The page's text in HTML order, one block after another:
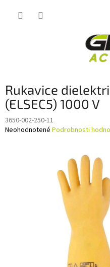
Rukavice
(ELSEC5) 1000 V
3650-002-250-11
Priemerné
Neohodnotené Podrobnosti